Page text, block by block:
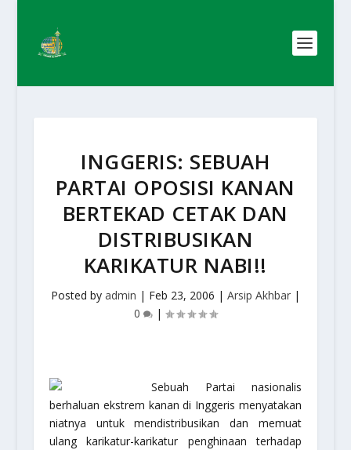
INGGERIS: SEBUAH
PARTAI OPOSISI KANAN
BERTEKAD CETAK DAN
DISTRIBUSIKAN
KARIKATUR NABI!!
Posted by admin | Feb 23, 2006 | Arsip Akhbar|
0
|
Sebuah Partai nasionalis
berhaluan ekstrem kanan di Inggeris menyatakan
niatnya untuk mendistribusikan dan memuat
ulang karikatur-karikatur penghinaan terhadap